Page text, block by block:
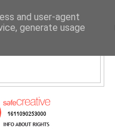
and user-agent
generate usage